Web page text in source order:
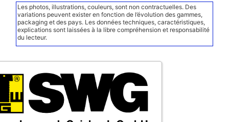
Les photos, illustrations, couleurs, sont non contractuelles. Des
variations peuvent exister en fonction de l’évolution des gammes,
packaging et des pays. Les données techniques, caractéristiques,
explications sont laissées à la libre compréhension et responsabilité
du lecteur.